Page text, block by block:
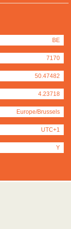
BE
7170
50.47482
4.23718
Europe/Brussels
UTC+1
Y